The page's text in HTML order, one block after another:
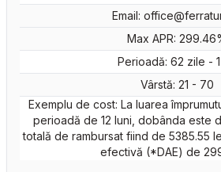
Email:
Max APR:
Perioadă: 62 zile -
Vârstă: 21 - 70
Exemplu de cost: La luarea
perioadă de 12 luni, dobânda este
totală de rambursat fiind de 5385.55
efectivă (*DAE) de